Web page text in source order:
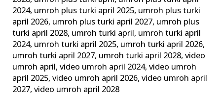
2024, umroh plus turki april 2025, umroh plus turki
april 2026, umroh plus turki april 2027, umroh plus
turki april 2028, umroh turki april, umroh turki april
2024, umroh turki april 2025, umroh turki april 2026,
umroh turki april 2027, umroh turki april 2028,video
umroh april,video umroh april 2024,video umroh
april 2025,video umroh april 2026,video umroh april
2027,video umroh april 2028